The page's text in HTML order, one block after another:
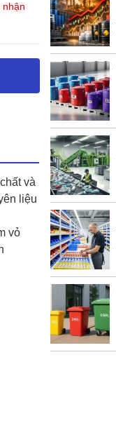
nhận
và
liệu
vỏ